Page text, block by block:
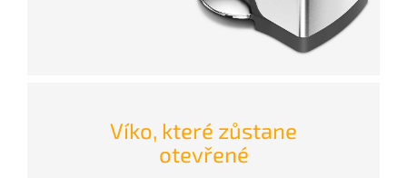
Víko, které zůstane
otevřené